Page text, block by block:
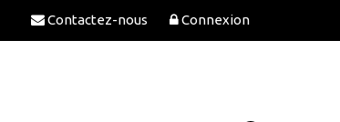
Connexion
Contactez-nous